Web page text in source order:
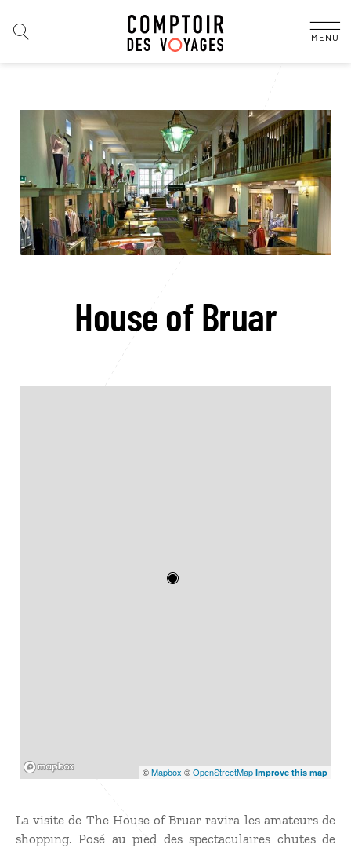
MENU
House of Bruar
©Mapbox ©OpenStreetMap Improve this map
La visite de The House of Bruar ravira les amateurs de
shopping. Posé au pied des spectaculaires chutes de